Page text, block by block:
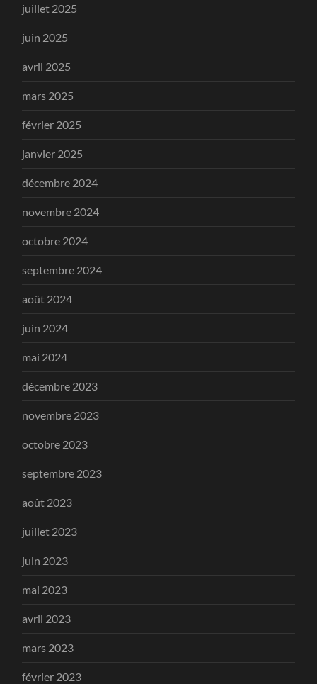
juillet 2025
juin 2025
avril 2025
mars 2025
février 2025
janvier 2025
décembre 2024
novembre 2024
octobre 2024
septembre 2024
août 2024
juin 2024
mai 2024
décembre 2023
novembre 2023
octobre 2023
septembre 2023
août 2023
juillet 2023
juin 2023
mai 2023
avril 2023
mars 2023
février 2023